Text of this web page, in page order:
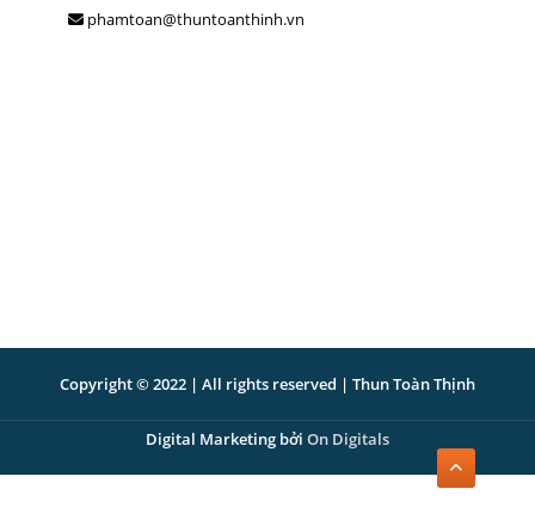
phamtoan@thuntoanthinh.vn
Copyright © 2022 | All rights reserved | Thun Toàn Thịnh
Digital Marketing bởi On Digitals